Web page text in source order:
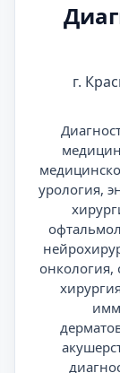
г.
урология,
онкология,